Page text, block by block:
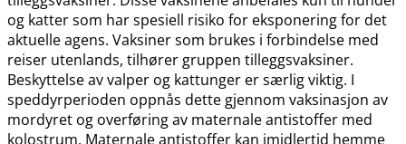
og katter som har spesiell risiko for eksponering for det
aktuelle agens. Vaksiner som brukes i forbindelse med
reiser utenlands, tilhører gruppen tilleggsvaksiner.
Beskyttelse av valper og kattunger er særlig viktig. I
speddyrperioden oppnås dette gjennom vaksinasjon av
mordyret og overføring av maternale antistoffer med
kolostrum. Maternale antistoffer kan imidlertid hemme